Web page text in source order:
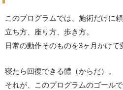
このプログラムでは、施術だけに頼
立ち方、座り方、歩き方。
日常の動作そのものを3ヶ月かけて
寝たら回復できる體（からだ）。
それが、このプログラムのゴールで